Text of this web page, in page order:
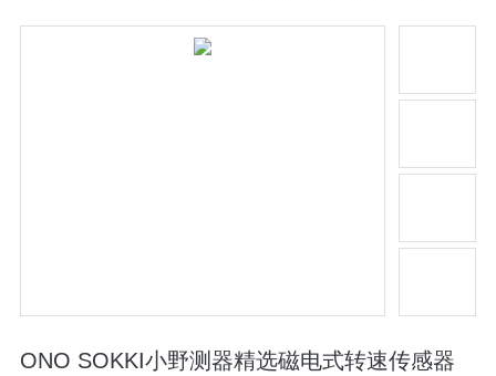
ONO SOKKI小野测器精选磁电式转速传感器